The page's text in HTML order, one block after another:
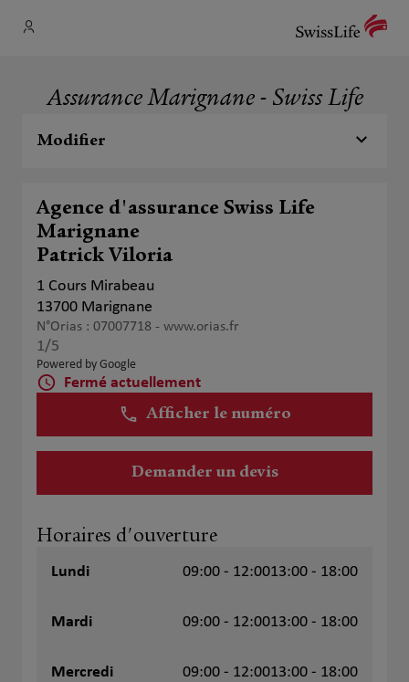
Assurance Marignane - Swiss Life
Modifier
Agence d'assurance Swiss Life
Marignane
Patrick Viloria
1 Cours Mirabeau
13700 Marignane
N°Orias : 07007718 - www.orias.fr
1/5
Powered by Google
Fermé actuellement
Afficher le numéro
Demander un devis
Horaires d'ouverture
Lundi 09:00 - 12:0013:00 - 18:00
Mardi 09:00 - 12:0013:00 - 18:00
Mercredi 09:00 - 12:0013:00 - 18:00